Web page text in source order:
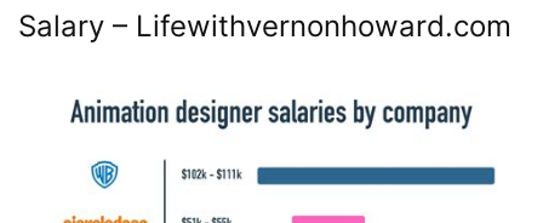
Salary – Lifewithvernonhoward.com